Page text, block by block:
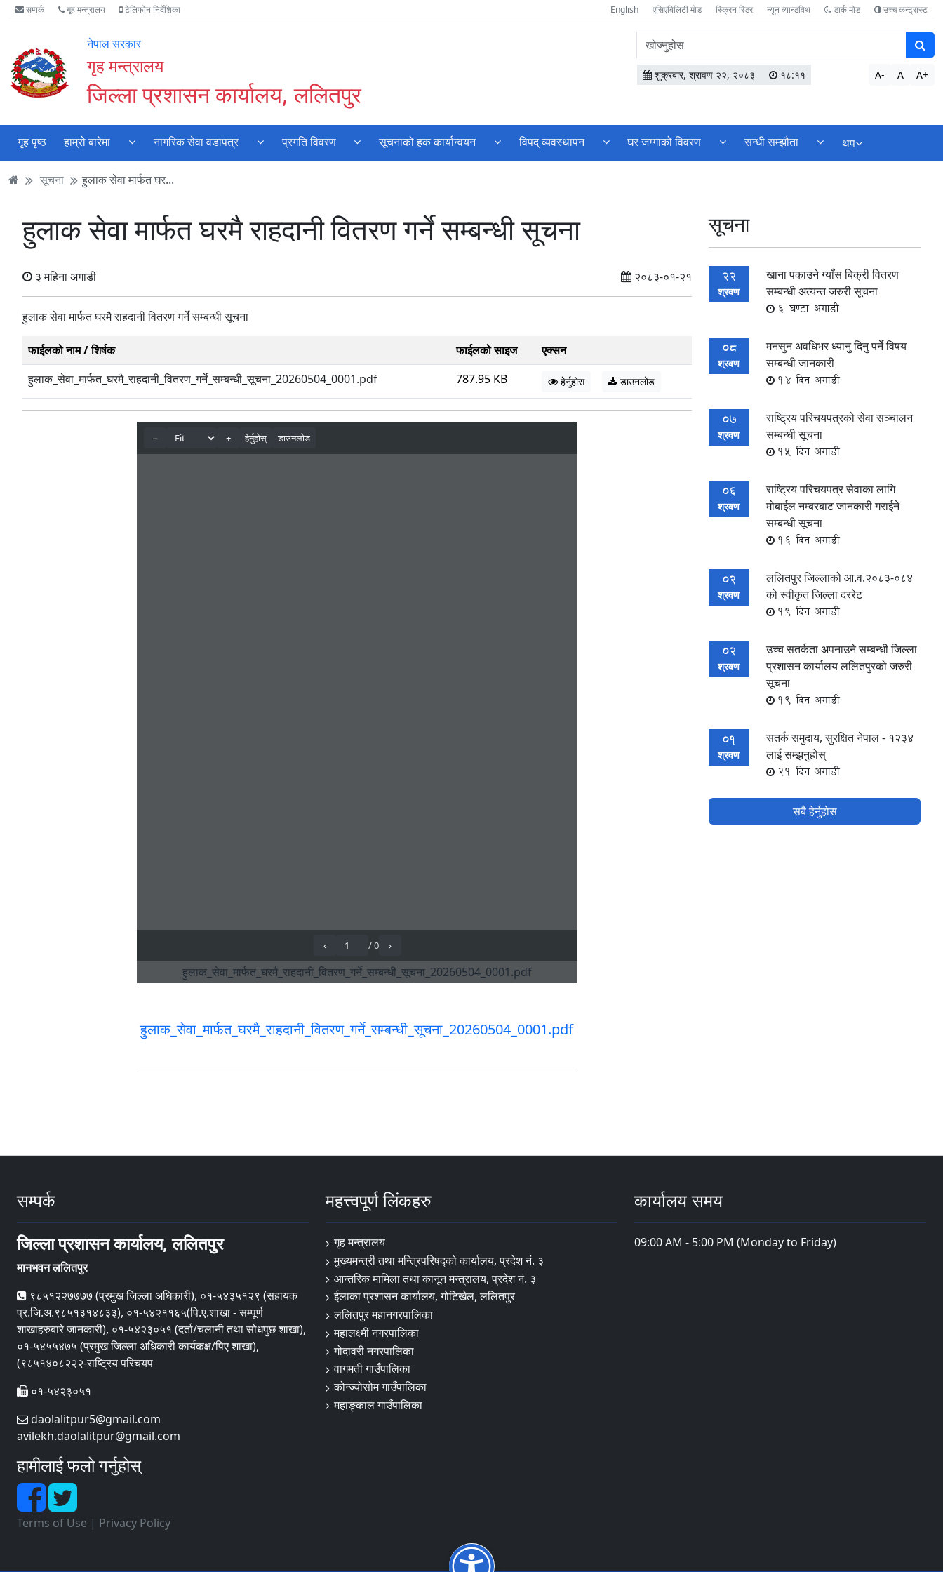
Accessibility
Mode
गर्नुहोस्
मुख्य
सामाग्री
मुख्य
नेभिगेसन
वेबसाइट
खोजमा
सम्पर्क गृह मन्त्रालय टेलिफोन निर्देशिका English एसिएबिलिटी मोड स्क्रिन रिडर न्यून व्यान्डविथ डार्क मोड उच्च कन्ट्रास्ट
नेपाल सरकार
गृह मन्त्रालय
जिल्ला प्रशासन कार्यालय, ललितपुर
वेबसाइटमा
सामग्री
खोज्नुहोस
शुक्रबार, श्रावण २२, २०८३ १८:११ A- A A+
गृह पृष्ठ हाम्रो बारेमा नागरिक सेवा वडापत्र प्रगति विवरण सूचनाको हक कार्यान्वयन विपद् व्यवस्थापन घर जग्गाको विवरण सन्धी सम्झौता थप
सूचना हुलाक सेवा मार्फत घर...
हुलाक सेवा मार्फत घरमै राहदानी वितरण गर्ने सम्बन्धी सूचना
३ महिना अगाडी २०८३-०१-२१
हुलाक सेवा मार्फत घरमै राहदानी वितरण गर्ने सम्बन्धी सूचना
फाईलको नाम / शिर्षक फाईलको साइज
एक्सन
हुलाक_सेवा_मार्फत_घरमै_राहदानी_वितरण_गर्ने_सम्बन्धी_सूचना_20260504_0001.pdf
787.95 KB हेर्नुहोस डाउनलोड
हुलाक_सेवा_मार्फत_घरमै_राहदानी_वितरण_गर्ने_सम्बन्धी_सूचना_20260504_0001.pdf
सूचना
22
श्रवण
खाना पकाउने ग्याँस बिक्री वितरण
सम्बन्धी अत्यन्त जरुरी सूचना
6 घण्टा अगाडी
08
श्रवण
मनसुन अवधिभर ध्यानु दिनु पर्ने विषय
सम्बन्धी जानकारी
14 दिन अगाडी
07
श्रवण
राष्ट्रिय परिचयपत्रको सेवा सञ्चालन
सम्बन्धी सूचना
15 दिन अगाडी
06
श्रवण
राष्ट्रिय परिचयपत्र सेवाका लागि
मोबाईल नम्बरबाट जानकारी गराईने
सम्बन्धी सूचना
16 दिन अगाडी
02
श्रवण
ललितपुर जिल्लाको आ.व.२०८३-०८४
को स्वीकृत जिल्ला दररेट
19 दिन अगाडी
02
श्रवण
उच्च सतर्कता अपनाउने सम्बन्धी जिल्ला
प्रशासन कार्यालय ललितपुरको जरुरी
सूचना
19 दिन अगाडी
01
श्रवण
सतर्क समुदाय, सुरक्षित नेपाल - १२३४
लाई सम्झनुहोस्
21 दिन अगाडी
सबै हेर्नुहोस
सम्पर्क
जिल्ला प्रशासन कार्यालय, ललितपुर
मानभवन ललितपुर
९८५१२२७७७७ (प्रमुख जिल्ला अधिकारी), ०१-५४३५१२९ (सहायक
प्र.जि.अ.९८५१३१४८३३), ०१-५४२११६५(पि.ए.शाखा - सम्पूर्ण
शाखाहरुबारे जानकारी), ०१-५४२३०५१ (दर्ता/चलानी तथा सोधपुछ शाखा),
०१-५४५५४७५ (प्रमुख जिल्ला अधिकारी कार्यकक्ष/पिए शाखा),
(९८५१४०८२२२-राष्ट्रिय परिचयप
०१-५४२३०५१
daolalitpur5@gmail.com
avilekh.daolalitpur@gmail.com
हामीलाई फलो गर्नुहोस्
Terms of Use | Privacy Policy
महत्त्वपूर्ण लिंकहरु
गृह मन्त्रालय
मुख्यमन्त्री तथा मन्त्रिपरिषद्को कार्यालय, प्रदेश नं. ३
आन्तरिक मामिला तथा कानून मन्त्रालय, प्रदेश नं. ३
ईलाका प्रशासन कार्यालय, गोटिखेल, ललितपुर
ललितपुर महानगरपालिका
महालक्ष्मी नगरपालिका
गोदावरी नगरपालिका
वागमती गाउँपालिका
कोन्ज्योसोम गाउँपालिका
महाङ्काल गाउँपालिका
कार्यालय समय
09:00 AM - 5:00 PM (Monday to Friday)